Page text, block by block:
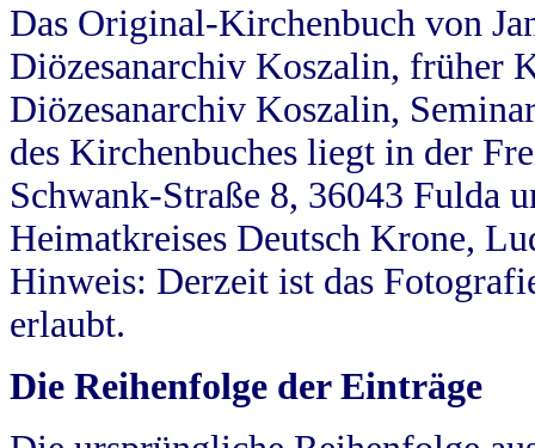
Das Original-Kirchenbuch von
Diözesanarchiv Koszalin, früher
Diözesanarchiv Koszalin,
des Kirchenbuches liegt in der
Schwank-Straße 8, 36043 Fulda
Heimatkreises Deutsch Krone,
Hinweis: Derzeit ist das
erlaubt.
Die Reihenfolge der Einträge